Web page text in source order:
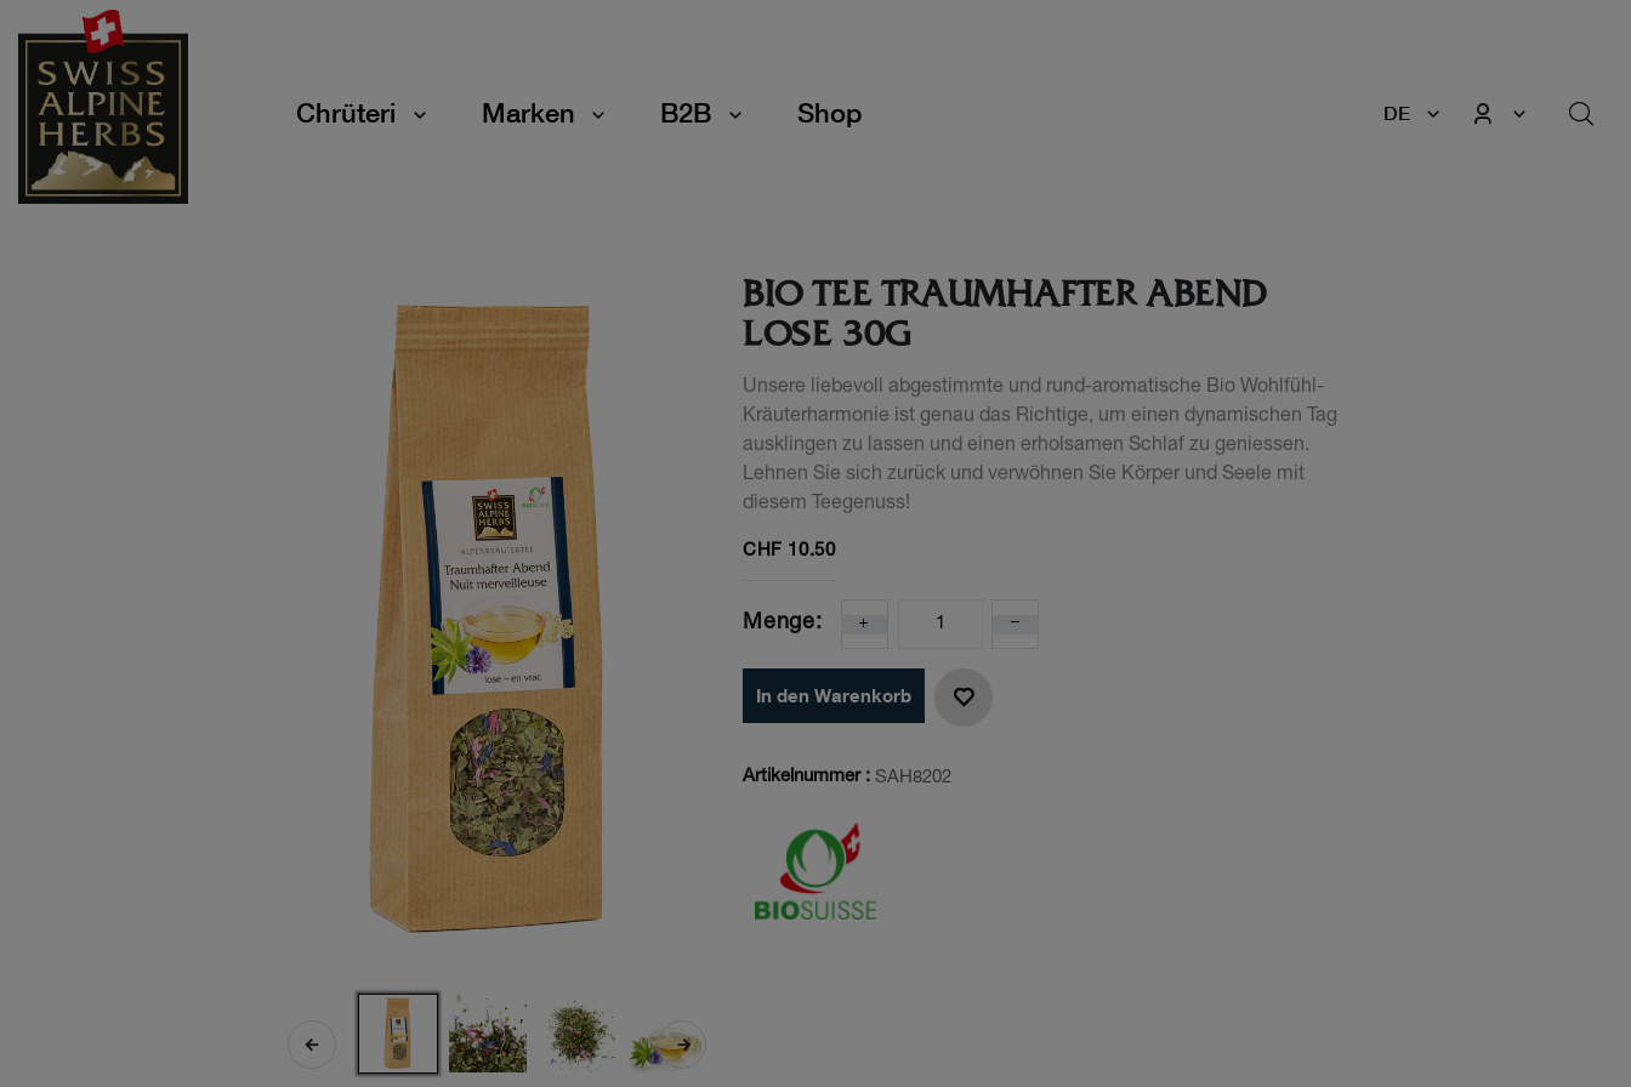
Chrüteri Marken B2B Shop DE
BIO TEE TRAUMHAFTER ABEND
LOSE 30G
Unsere liebevoll abgestimmte und rund-aromatische Bio Wohlfühl-
Kräuterharmonie ist genau das Richtige, um einen dynamischen Tag
ausklingen zu lassen und einen erholsamen Schlaf zu geniessen.
Lehnen Sie sich zurück und verwöhnen Sie Körper und Seele mit
diesem Teegenuss!
CHF 10.50
Menge:
In den Warenkorb
Artikelnummer : SAH8202